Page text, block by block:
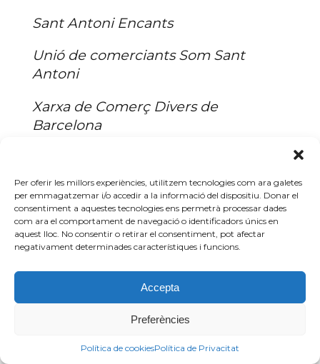
Per oferir les millors experiències, utilitzem tecnologies com ara galetes
per emmagatzemar i/o accedir a la informació del dispositiu. Donar el
consentiment a aquestes tecnologies ens permetrà processar dades
com ara el comportament de navegació o identificadors únics en
aquest lloc. No consentir o retirar el consentiment, pot afectar
negativament determinades característiques i funcions.
Accepta
Preferències
Política de cookiesPolítica de Privacitat
Sant Antoni Encants
Unió de comerciants Som Sant
Antoni
Xarxa de Comerç Divers de
Barcelona
L’actualitat del comerç de
Barcelona